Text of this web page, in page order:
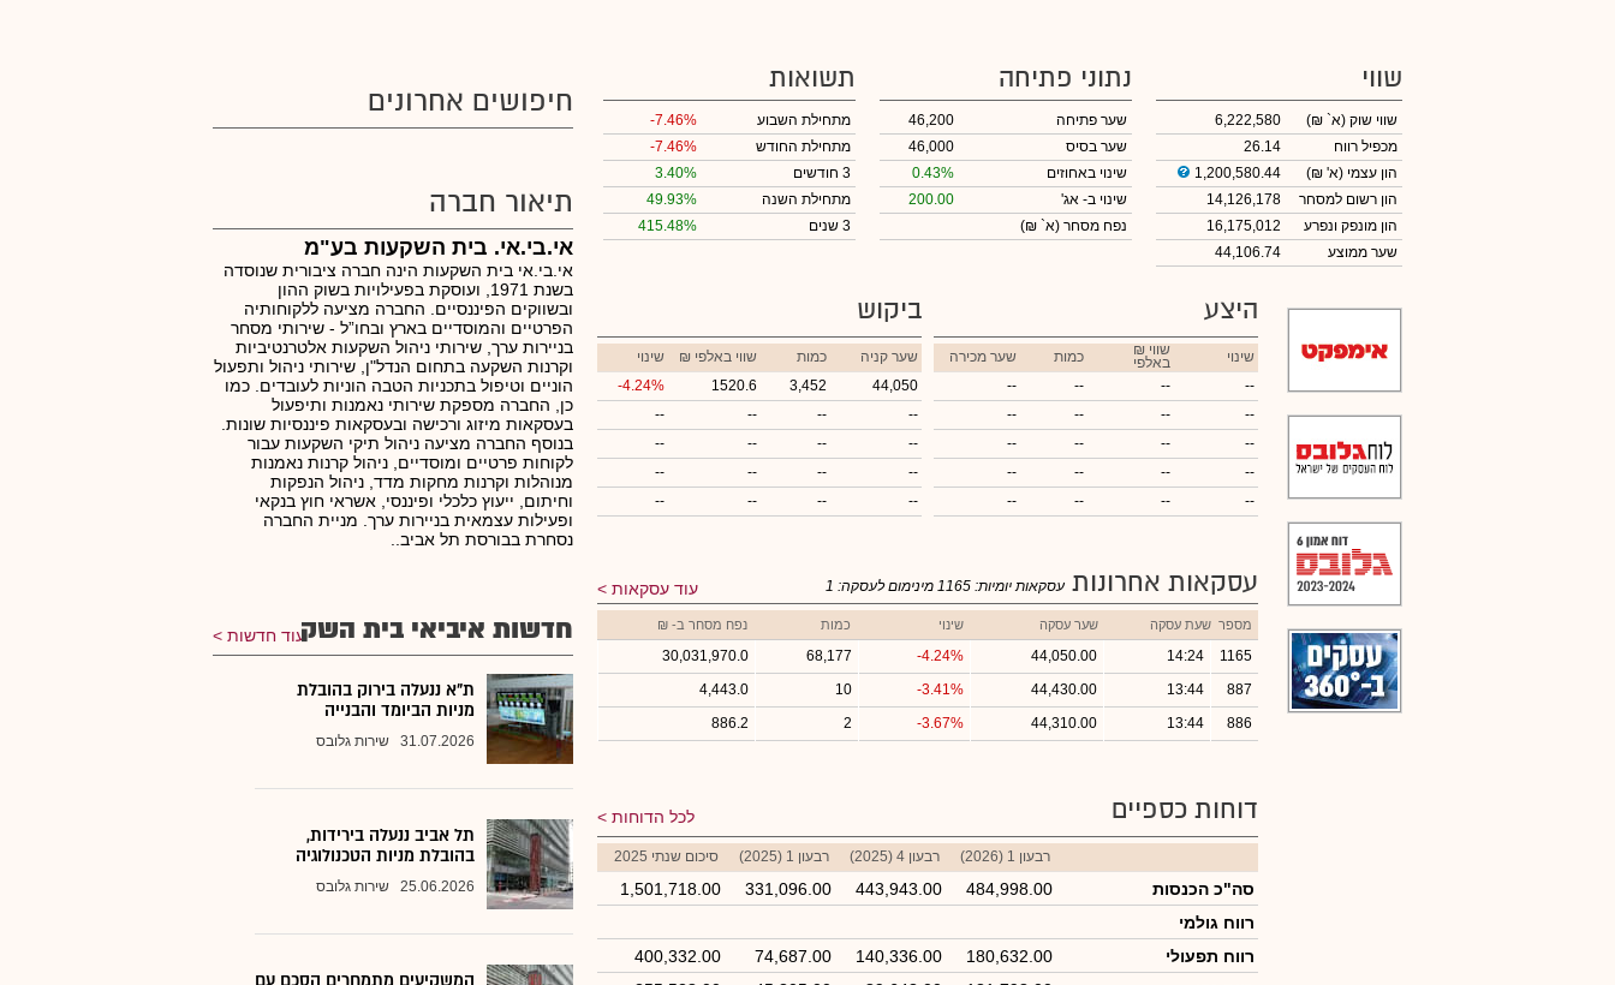
שווי
שווי שוק (א` ₪)
6,222,580
מכפיל רווח
26.14
הון עצמי (א' ₪)
1,200,580.44
הון רשום למסחר
14,126,178
הון מונפק ונפרע
16,175,012
שער ממוצע
44,106.74
נתוני פתיחה
שער פתיחה
46,200
שער בסיס
46,000
שינוי באחוזים
0.43%
שינוי ב- אג'
200.00
נפח מסחר (א` ₪)
תשואות
מתחילת השבוע
-7.46%
מתחילת החודש
-7.46%
3 חודשים
3.40%
מתחילת השנה
49.93%
3 שנים
415.48%
היצע
שינוי ₪ שווי
באלפי כמות
שער מכירה
--
--
--
--
--
--
--
--
--
--
--
--
--
--
--
--
--
--
--
--
ביקוש
שער קניה כמות ₪ שווי באלפי
שינוי
44,050
3,452
1520.6
-4.24%
--
--
--
--
--
--
--
--
--
--
--
--
--
--
--
--
עסקאות אחרונות עוד עסקאות עסקאות יומיות: 1165 מינימום לעסקה: 1
מספר שעת עסקה שער עסקה שינוי כמות נפח מסחר ב- ₪
1165
14:24
44,050.00
-4.24%
68,177
30,031,970.0
887
13:44
44,430.00
-3.41%
10
4,443.0
886
13:44
44,310.00
-3.67%
2
886.2
דוחות כספיים לכל הדוחות
רבעון 1 (2026) רבעון 4 (2025) רבעון 1 (2025) סיכום שנתי 2025
סה"כ הכנסות 484,998.00
443,943.00
331,096.00
1,501,718.00
רווח גולמי
רווח תפעולי
180,632.00
140,336.00
74,687.00
400,332.00
חיפושים אחרונים
תיאור חברה
אי.בי.אי. בית השקעות בע"מ
אי.בי.אי בית השקעות הינה חברה ציבורית שנוסדה
בשנת 1971, ועוסקת בפעילויות בשוק ההון
ובשווקים הפיננסיים. החברה מציעה ללקוחותיה
הפרטיים והמוסדיים בארץ ובחו”ל - שירותי מסחר
בניירות ערך, שירותי ניהול השקעות אלטרנטיביות
וקרנות השקעה בתחום הנדל"ן, שירותי ניהול ותפעול
הוניים וטיפול בתכניות הטבה הוניות לעובדים. כמו
כן, החברה מספקת שירותי נאמנות ותיפעול
בעסקאות מיזוג ורכישה ובעסקאות פיננסיות שונות.
בנוסף החברה מציעה ניהול תיקי השקעות עבור
לקוחות פרטיים ומוסדיים, ניהול קרנות נאמנות
מנוהלות וקרנות מחקות מדד, ניהול הנפקות
וחיתום, ייעוץ כלכלי ופיננסי, אשראי חוץ בנקאי
ופעילות עצמאית בניירות ערך. מניית החברה
נסחרת בבורסת תל אביב..
חדשות איביאי בית השקעוד חדשות
ת"א ננעלה בירוק בהובלת
מניות הביומד והבנייה
31.07.2026 שירות גלובס
תל אביב ננעלה בירידות,
בהובלת מניות הטכנולוגיה
25.06.2026 שירות גלובס